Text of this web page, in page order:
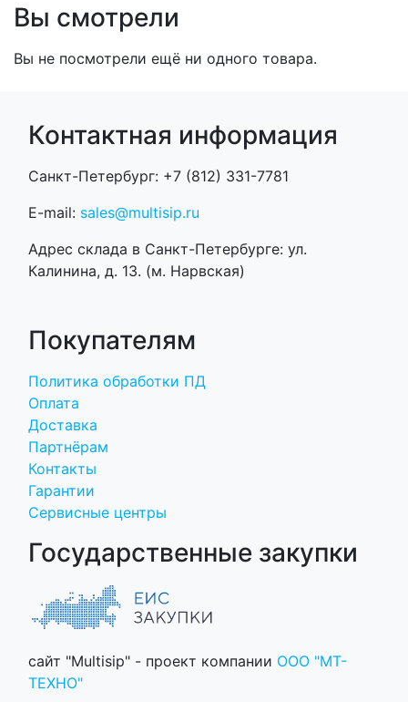
Вы смотрели
Вы не посмотрели ещё ни одного товара.
Контактная информация
Санкт-Петербург: +7 (812) 331-7781
E-mail: sales@multisip.ru
Адрес склада в Санкт-Петербурге: ул.
Калинина, д. 13. (м. Нарвская)
Покупателям
Политика обработки ПД
Оплата
Доставка
Партнёрам
Контакты
Гарантии
Сервисные центры
Государственные закупки
сайт "Multisip" - проект компании ООО "МТ-
ТЕХНО"